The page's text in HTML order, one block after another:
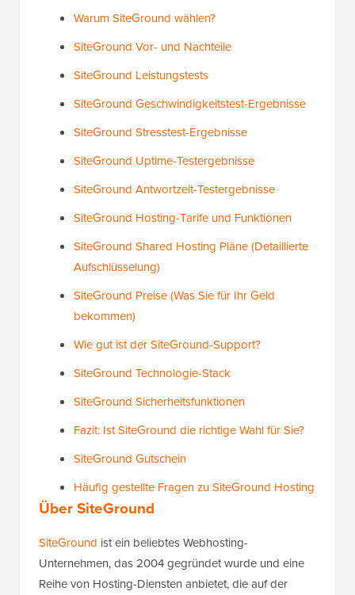
Warum SiteGround wählen?
SiteGround Vor- und Nachteile
SiteGround Leistungstests
SiteGround Geschwindigkeitstest-Ergebnisse
SiteGround Stresstest-Ergebnisse
SiteGround Uptime-Testergebnisse
SiteGround Antwortzeit-Testergebnisse
SiteGround Hosting-Tarife und Funktionen
SiteGround Shared Hosting Pläne (Detaillierte
Aufschlüsselung)
SiteGround Preise (Was Sie für Ihr Geld
bekommen)
Wie gut ist der SiteGround-Support?
SiteGround Technologie-Stack
SiteGround Sicherheitsfunktionen
Fazit: Ist SiteGround die richtige Wahl für Sie?
SiteGround Gutschein
Häufig gestellte Fragen zu SiteGround Hosting
Über SiteGround
SiteGround ist ein beliebtes Webhosting-
Unternehmen, das 2004 gegründet wurde und eine
Reihe von Hosting-Diensten anbietet, die auf der